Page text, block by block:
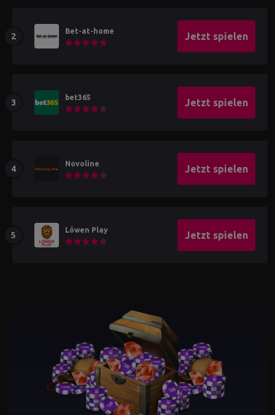
Bet-at-home Jetzt spielen
bet365 Jetzt spielen
Novoline Jetzt spielen
Löwen Play Jetzt spielen